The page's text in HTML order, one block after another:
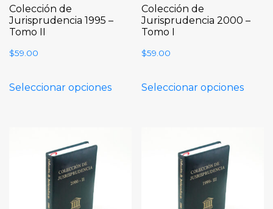
Colección de
Jurisprudencia 1995 –
Tomo II
$59.00
Seleccionar opciones
Colección de
Jurisprudencia 2000 –
Tomo I
$59.00
Seleccionar opciones